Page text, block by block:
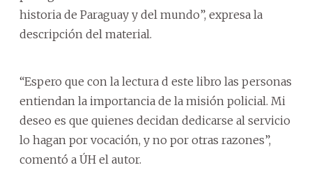
historia de Paraguay y del mundo”, expresa la
descripción del material.
“Espero que con la lectura d este libro las personas
entiendan la importancia de la misión policial. Mi
deseo es que quienes decidan dedicarse al servicio
lo hagan por vocación, y no por otras razones”,
comentó a ÚH el autor.